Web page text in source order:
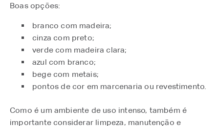
Boas opções:
branco com madeira;
cinza com preto;
verde com madeira clara;
azul com branco;
bege com metais;
pontos de cor em marcenaria ou revestimento.
Como é um ambiente de uso intenso, também é
importante considerar limpeza, manutenção e